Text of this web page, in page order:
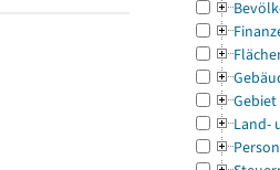
Gebiet
Land-